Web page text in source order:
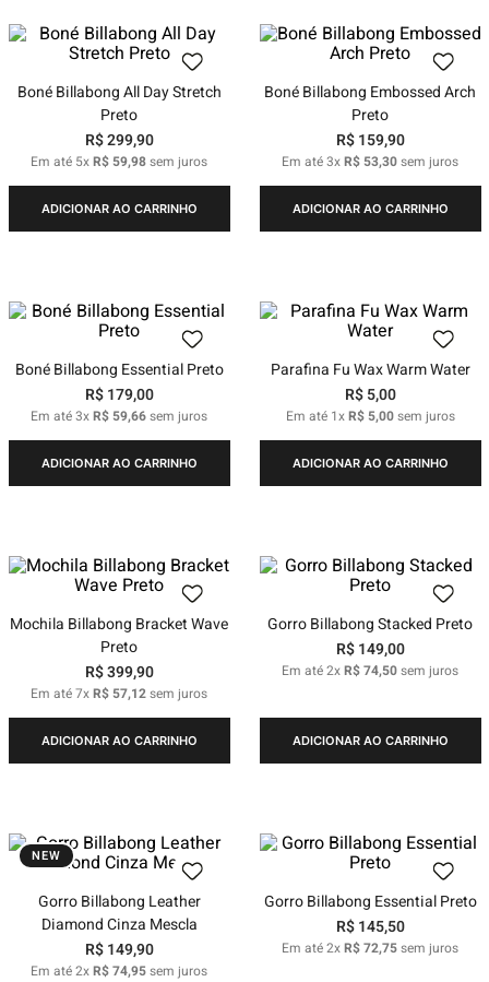
Boné Billabong All Day Stretch
Preto
R$299,90
Em até 5xR$ 59,98sem juros
ADICIONAR AO CARRINHO
Boné Billabong Embossed Arch
Preto
R$ 159,90
Em até3xR$ 53,30sem juros
ADICIONAR AO CARRINHO
Boné Billabong Essential Preto
R$ 179,00
Em até3xR$ 59,66sem juros
ADICIONAR AO CARRINHO
Parafina Fu Wax Warm Water
R$ 5,00
Em até 1xR$ 5,00sem juros
ADICIONAR AO CARRINHO
Mochila Billabong Bracket Wave
Preto
R$399,90
Em até7xR$ 57,12sem juros
ADICIONAR AO CARRINHO
Gorro Billabong Stacked Preto
R$ 149,00
Em até2xR$74,50sem juros
ADICIONAR AO CARRINHO
NEW
Gorro Billabong Leather
Diamond Cinza Mescla
R$ 149,90
Em até2xR$74,95sem juros
Gorro Billabong Essential Preto
R$ 145,50
Em até2xR$72,75sem juros